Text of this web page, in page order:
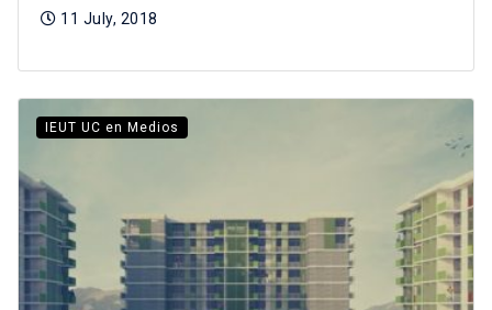
11 July, 2018
IEUT UC en Medios